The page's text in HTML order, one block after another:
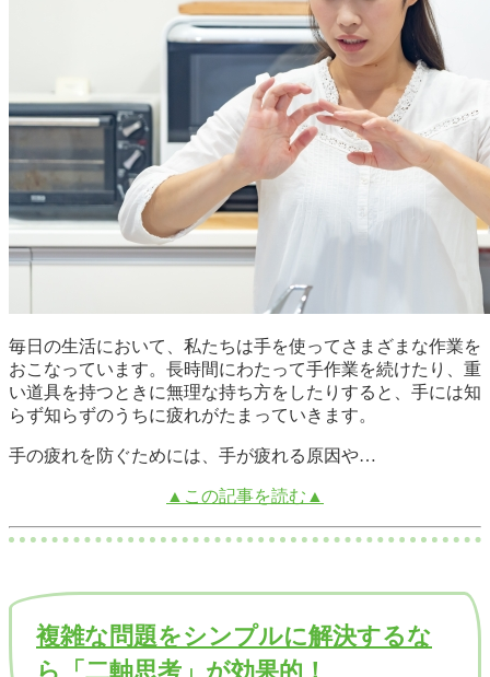
毎日の生活において、私たちは手を使ってさまざまな作業を
おこなっています。長時間にわたって手作業を続けたり、重
い道具を持つときに無理な持ち方をしたりすると、手には知
らず知らずのうちに疲れがたまっていきます。
手の疲れを防ぐためには、手が疲れる原因や…
▲この記事を読む▲
複雑な問題をシンプルに解決するな
ら「二軸思考」が効果的！